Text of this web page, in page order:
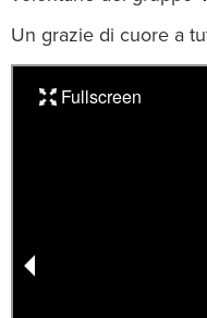
Un grazie di cuore a